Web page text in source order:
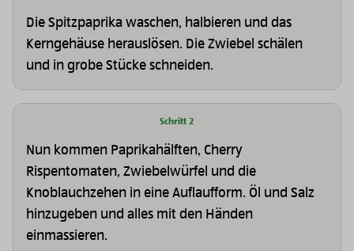
Die Spitzpaprika waschen, halbieren und das
Kerngehäuse herauslösen. Die Zwiebel schälen
und in grobe Stücke schneiden.
Schritt 2
Nun kommen Paprikahälften, Cherry
Rispentomaten, Zwiebelwürfel und die
Knoblauchzehen in eine Auflaufform. Öl und Salz
hinzugeben und alles mit den Händen
einmassieren.